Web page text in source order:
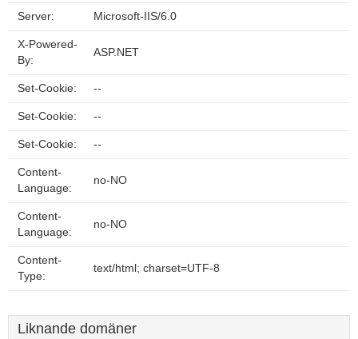
Server: Microsoft-IIS/6.0
X-Powered-
By:
ASP.NET
Set-Cookie: --
Set-Cookie: --
Set-Cookie: --
Content-
Language:
no-NO
Content-
Language:
no-NO
Content-
Type:
text/html; charset=UTF-8
Liknande domäner